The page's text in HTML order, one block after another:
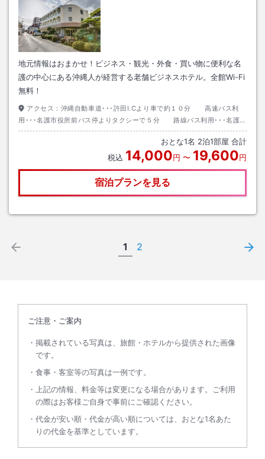
地元情報はおまかせ！ビジネス・観光・外食・買い物に便利な名
護の中心にある沖縄人が経営する老舗ビジネスホテル。全館Wi-Fi
無料！
アクセス： 沖縄自動車道･･･許田I.Cより車で約１０分 高速バス利
用･･･名護市役所前バス停よりタクシーで５分 路線バス利用･･･名護十
字路バス停より徒歩５分
おとな1名 2泊1部屋 合計
税込 14,000円 〜 19,600円
宿泊プランを見る
1 2
ご注意・ご案内
掲載されている写真は、旅館・ホテルから提供された画像
です。
食事・客室等の写真は一例です。
上記の情報、料金等は変更になる場合があります。ご利用
の際はお客様ご自身で事前にご確認ください。
代金が安い順・代金が高い順については、おとな1名あた
りの代金を基準としています。